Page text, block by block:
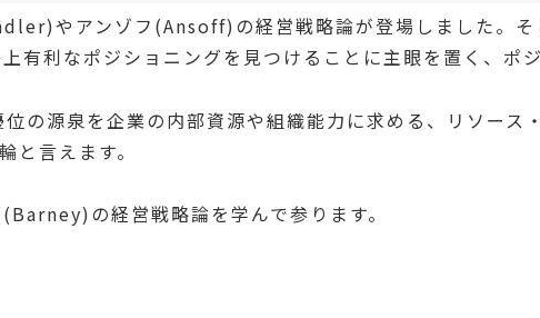
やアンゾフ(Ansoff)の経営戦略論が登場しました。
利なポジショニングを見つけることに主眼を置く、ポ
の源泉を企業の内部資源や組織能力に求める、リソース
と言えます。
の経営戦略論を学んで参ります。